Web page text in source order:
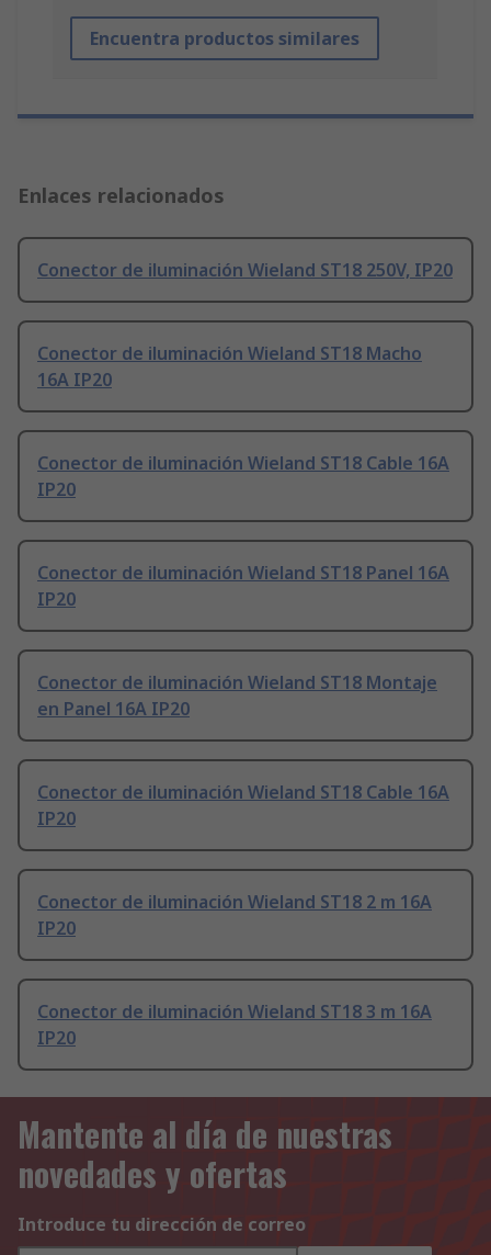
Encuentra productos similares
Enlaces relacionados
Conector de iluminación Wieland ST18 250V, IP20
Conector de iluminación Wieland ST18 Macho
16A IP20
Conector de iluminación Wieland ST18 Cable 16A
IP20
Conector de iluminación Wieland ST18 Panel 16A
IP20
Conector de iluminación Wieland ST18 Montaje
en Panel 16A IP20
Conector de iluminación Wieland ST18 Cable 16A
IP20
Conector de iluminación Wieland ST18 2 m 16A
IP20
Conector de iluminación Wieland ST18 3 m 16A
IP20
Mantente al día de nuestras
novedades y ofertas
Introduce tu dirección de correo